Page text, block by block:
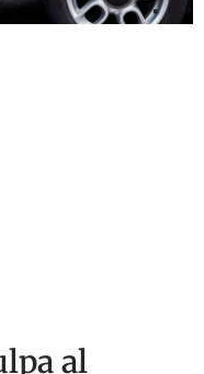
al